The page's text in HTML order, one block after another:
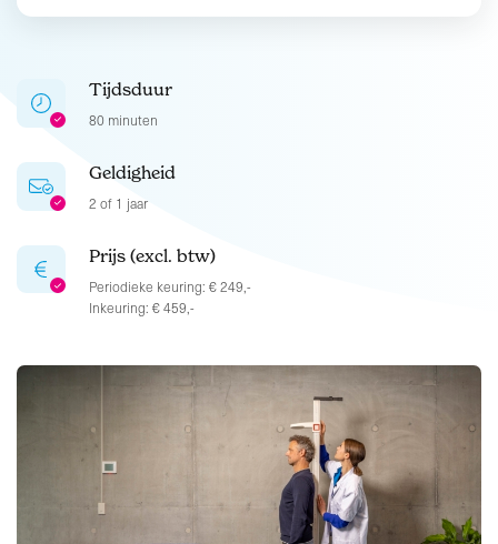
Tijdsduur
80 minuten
Geldigheid
2 of 1 jaar
Prijs (excl. btw)
Periodieke keuring: € 249,-
Inkeuring: € 459,-